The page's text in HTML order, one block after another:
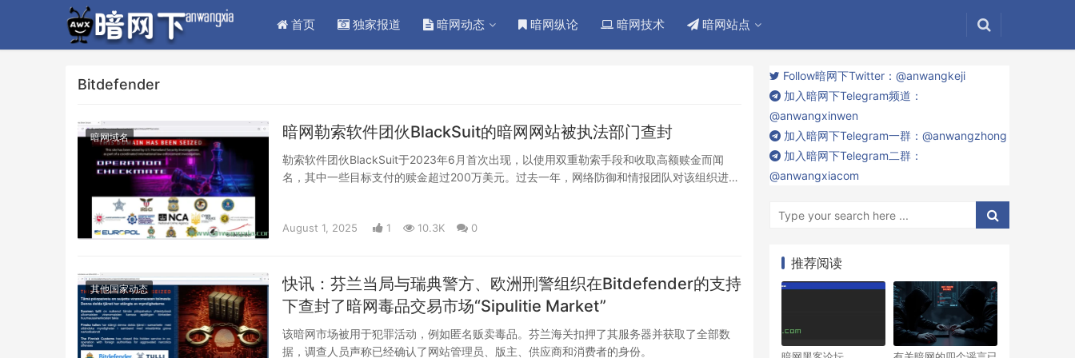
首页 独家报道 暗网动态 暗网纵论 暗网技术 暗网站点
Bitdefender
暗网域名 暗网勒索软件团伙BlackSuit的暗网网站被执法部门查封
勒索软件团伙BlackSuit于2023年6月首次出现，以使用双重勒索手段和收取高额赎金而闻
名，其中一些目标支付的赎金超过200万美元。过去一年，网络防御和情报团队对该组织进行
August 1, 2025 1 10.3K 0
其他国家动态
快讯：芬兰当局与瑞典警方、欧洲刑警组织在Bitdefender的支持
下查封了暗网毒品交易市场“Sipulitie Market”
该暗网市场被用于犯罪活动，例如匿名贩卖毒品。芬兰海关扣押了其服务器并获取了全部数
据，调查人员声称已经确认了网站管理员、版主、供应商和消费者的身份。
Follow暗网下Twitter：@anwangkeji
加入暗网下Telegram频道：
@anwangxinwen
加入暗网下Telegram一群：@anwangzhong
加入暗网下Telegram二群：
@anwangxiacom
推荐阅读